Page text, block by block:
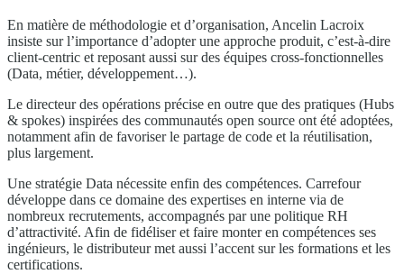
En matière de méthodologie et d’organisation, Ancelin Lacroix
insiste sur l’importance d’adopter une approche produit, c’est-à-dire
client-centric et reposant aussi sur des équipes cross-fonctionnelles
(Data, métier, développement…).
Le directeur des opérations précise en outre que des pratiques (Hubs
& spokes) inspirées des communautés open source ont été adoptées,
notamment afin de favoriser le partage de code et la réutilisation,
plus largement.
Une stratégie Data nécessite enfin des compétences. Carrefour
développe dans ce domaine des expertises en interne via de
nombreux recrutements, accompagnés par une politique RH
d’attractivité. Afin de fidéliser et faire monter en compétences ses
ingénieurs, le distributeur met aussi l’accent sur les formations et les
certifications.